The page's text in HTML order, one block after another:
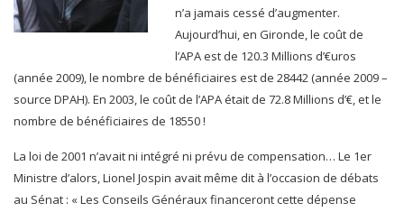
n’a jamais cessé d’augmenter.
Aujourd’hui, en Gironde, le coût de
l’APA est de 120.3 Millions d’€uros
(année 2009), le nombre de bénéficiaires est de 28442 (année 2009 –
source DPAH). En 2003, le coût de l’APA était de 72.8 Millions d’€, et le
nombre de bénéficiaires de 18550 !
La loi de 2001 n’avait ni intégré ni prévu de compensation… Le 1er
Ministre d’alors, Lionel Jospin avait même dit à l’occasion de débats
au Sénat : « Les Conseils Généraux financeront cette dépense